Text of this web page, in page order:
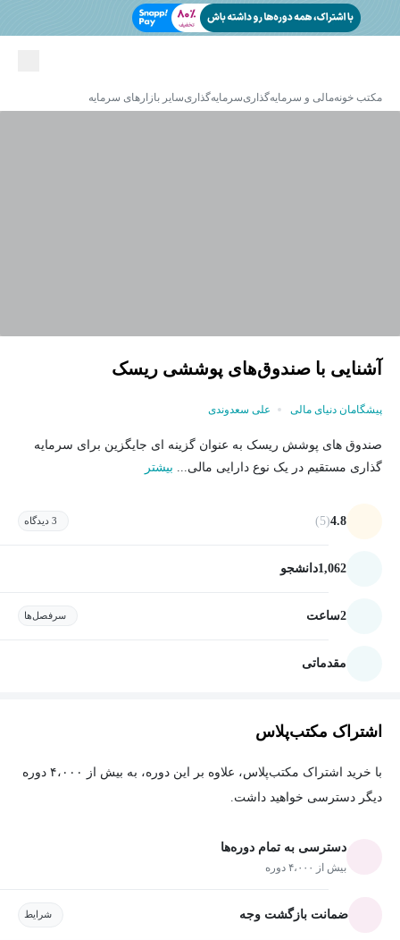
مکتب خونهمالی و سرمایه‌گذاریسرمایه‌گذاریسایر بازارهای سرمایه
آشنایی با صندوق‌های پوششی ریسک
پیشگامان دنیای مالی علی سعدوندی
صندوق های پوشش ریسک به عنوان گزینه ای جایگزین برای سرمایه
گذاری مستقیم در یک نوع دارایی مالی... بیشتر
4.8
(5) 3 دیدگاه
1,062دانشجو
2ساعت سرفصل‌ها
مقدماتی
اشتراک مکتب‌پلاس
با خرید اشتراک مکتب‌پلاس، علاوه بر این دوره، به بیش از ۴،۰۰۰ دوره
دیگر دسترسی خواهید داشت.
دسترسی به تمام دوره‌ها
بیش از ۴،۰۰۰ دوره
ضمانت بازگشت وجه شرایط